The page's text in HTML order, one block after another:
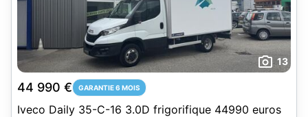
13
44 990 € GARANTIE 6 MOIS
Iveco Daily 35-C-16 3.0D frigorifique 44990 euros